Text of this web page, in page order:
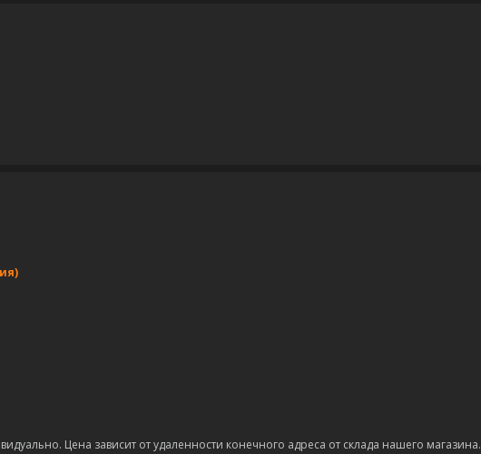
Цена зависит от удаленности конечного адреса от склада нашего магазина.